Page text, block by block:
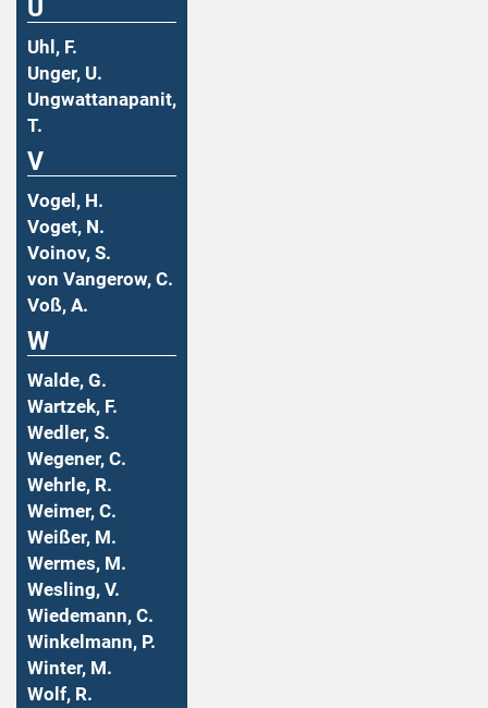
U
Uhl, F.
Unger, U.
Ungwattanapanit,
T.
V
Vogel, H.
Voget, N.
Voinov, S.
von Vangerow, C.
Voß, A.
W
Walde, G.
Wartzek, F.
Wedler, S.
Wegener, C.
Wehrle, R.
Weimer, C.
Weißer, M.
Wermes, M.
Wesling, V.
Wiedemann, C.
Winkelmann, P.
Winter, M.
Wolf, R.